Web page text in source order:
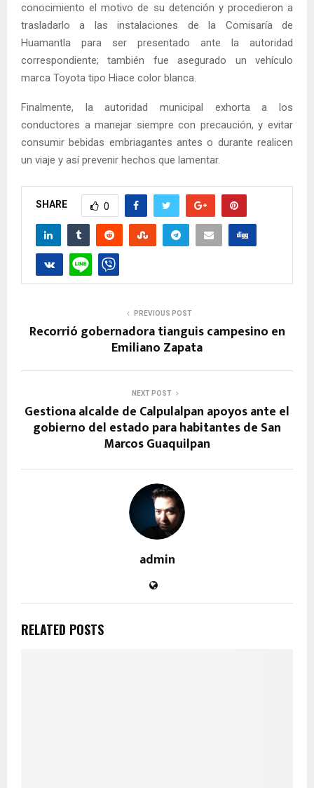
conocimiento el motivo de su detención y procedieron a
trasladarlo a las instalaciones de la Comisaría de
Huamantla para ser presentado ante la autoridad
correspondiente; también fue asegurado un vehículo
marca Toyota tipo Hiace color blanca.
Finalmente, la autoridad municipal exhorta a los
conductores a manejar siempre con precaución, y evitar
consumir bebidas embriagantes antes o durante realicen
un viaje y así prevenir hechos que lamentar.
SHARE 0
PREVIOUS POST
Recorrió gobernadora tianguis campesino en
Emiliano Zapata
NEXT POST
Gestiona alcalde de Calpulalpan apoyos ante el
gobierno del estado para habitantes de San
Marcos Guaquilpan
admin
RELATED POSTS